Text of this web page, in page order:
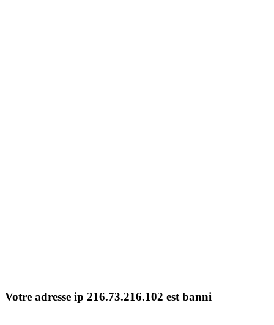
Votre adresse ip 216.73.216.102 est banni